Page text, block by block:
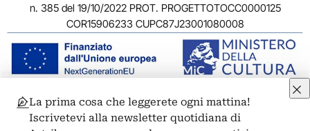
n. 385 del 19/10/2022 PROT. PROGETTOTOCC0000125
COR15906233 CUPC87J23001080008
© 2011-2026 ARTRIBUNE srl – Corso Vittorio Emanuele II, 287 –
00186 Roma - P.I. 11381581005
La prima cosa che leggerete ogni mattina!
Iscrivetevi alla newsletter quotidiana di